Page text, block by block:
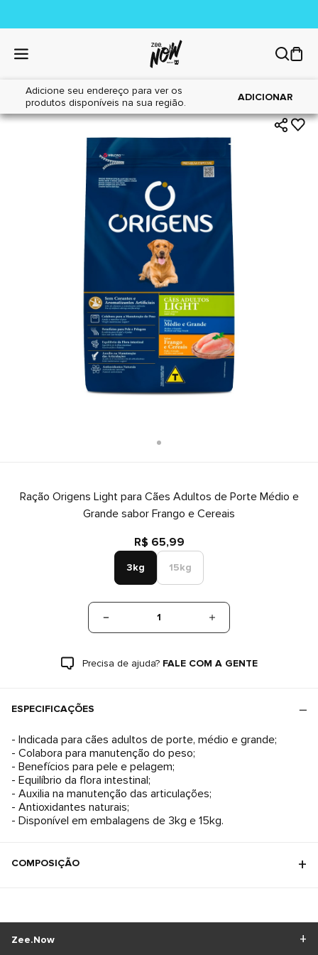
Adicione seu endereço para ver os
produtos disponíveis na sua região.
ADICIONAR
Home|Cães|Alimentos
Ração Origens Light para Cães Adultos de Porte Médio e
Grande sabor Frango e Cereais
R$ 65,99
3kg 15kg
1
Precisa de ajuda? FALE COM A GENTE
ESPECIFICAÇÕES
- Indicada para cães adultos de porte, médio e grande;
- Colabora para manutenção do peso;
- Benefícios para pele e pelagem;
- Equilíbrio da flora intestinal;
- Auxilia na manutenção das articulações;
- Antioxidantes naturais;
- Disponível em embalagens de 3kg e 15kg.
COMPOSIÇÃO
Zee.Now